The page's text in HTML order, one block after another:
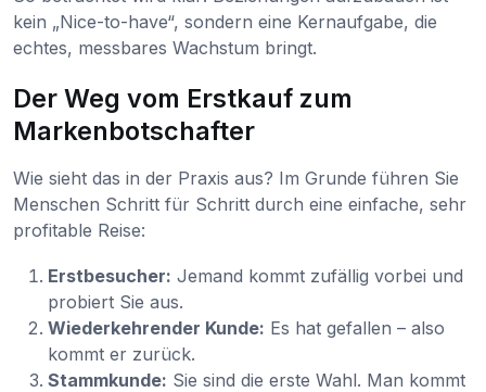
kein „Nice-to-have“, sondern eine Kernaufgabe, die
echtes, messbares Wachstum bringt.
Der Weg vom Erstkauf zum
Markenbotschafter
Wie sieht das in der Praxis aus? Im Grunde führen Sie
Menschen Schritt für Schritt durch eine einfache, sehr
profitable Reise:
Erstbesucher: Jemand kommt zufällig vorbei und
probiert Sie aus.
Wiederkehrender Kunde: Es hat gefallen – also
kommt er zurück.
Stammkunde: Sie sind die erste Wahl. Man kommt